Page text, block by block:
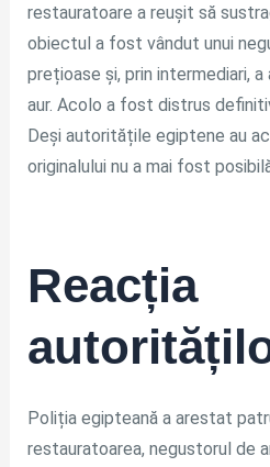
restauratoare a reușit să
obiectul a fost vândut unui
prețioase și, prin intermediari,
aur. Acolo a fost distrus
Deși autoritățile egiptene au
originalului nu a mai fost
Reacția
Poliția egipteană a arestat
restauratoarea, negustorul de